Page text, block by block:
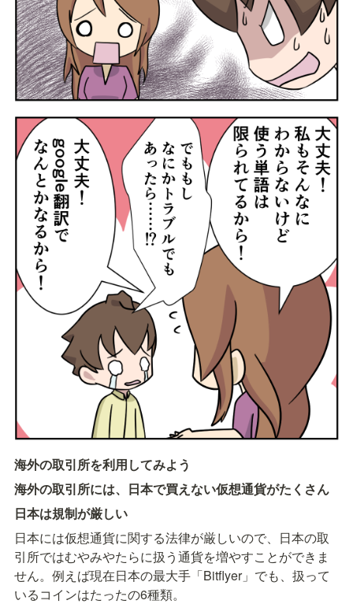
海外の取引所を利用してみよう
海外の取引所には、日本で買えない仮想通貨がたくさん
日本は規制が厳しい
日本には仮想通貨に関する法律が厳しいので、日本の取
引所ではむやみやたらに扱う通貨を増やすことができま
せん。例えば現在日本の最大手「Bitflyer」でも、扱って
いるコインはたったの6種類。